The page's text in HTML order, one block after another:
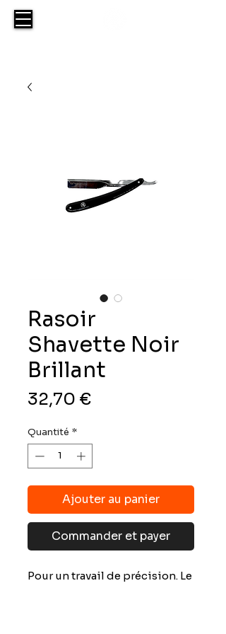
Rasoir
Shavette Noir
Brillant
32,70 €Prix
Quantité *
Ajouter au panier
Commander et payer
Pour un travail de précision. Le